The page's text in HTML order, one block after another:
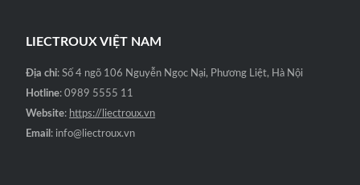
LIECTROUX VIỆT NAM
Địa chỉ: Số 4 ngõ 106 Nguyễn Ngọc Nại, Phương Liệt, Hà Nội
Hotline: 0989 5555 11
Website: https://liectroux.vn
Email : info@liectroux.vn